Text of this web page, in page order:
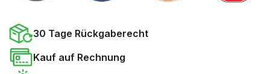
30 Tage Rückgaberecht
Kauf auf Rechnung